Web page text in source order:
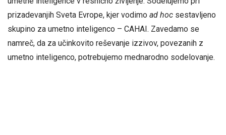
prizadevanjih Sveta Evrope, kjer vodimo ad hoc sestavljeno
skupino za umetno inteligenco – CAHAI. Zavedamo se
namreč, da za učinkovito reševanje izzivov, povezanih z
umetno inteligenco, potrebujemo mednarodno sodelovanje.